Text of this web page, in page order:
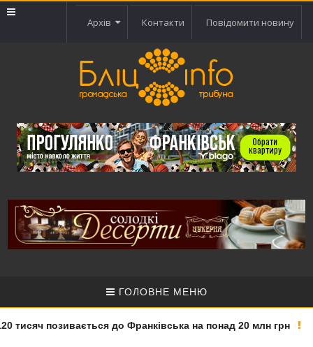
Архів Контакти Повідомити новину
ГОЛОВНЕ МЕНЮ
позивається до Франківська на понад 20 млн грн